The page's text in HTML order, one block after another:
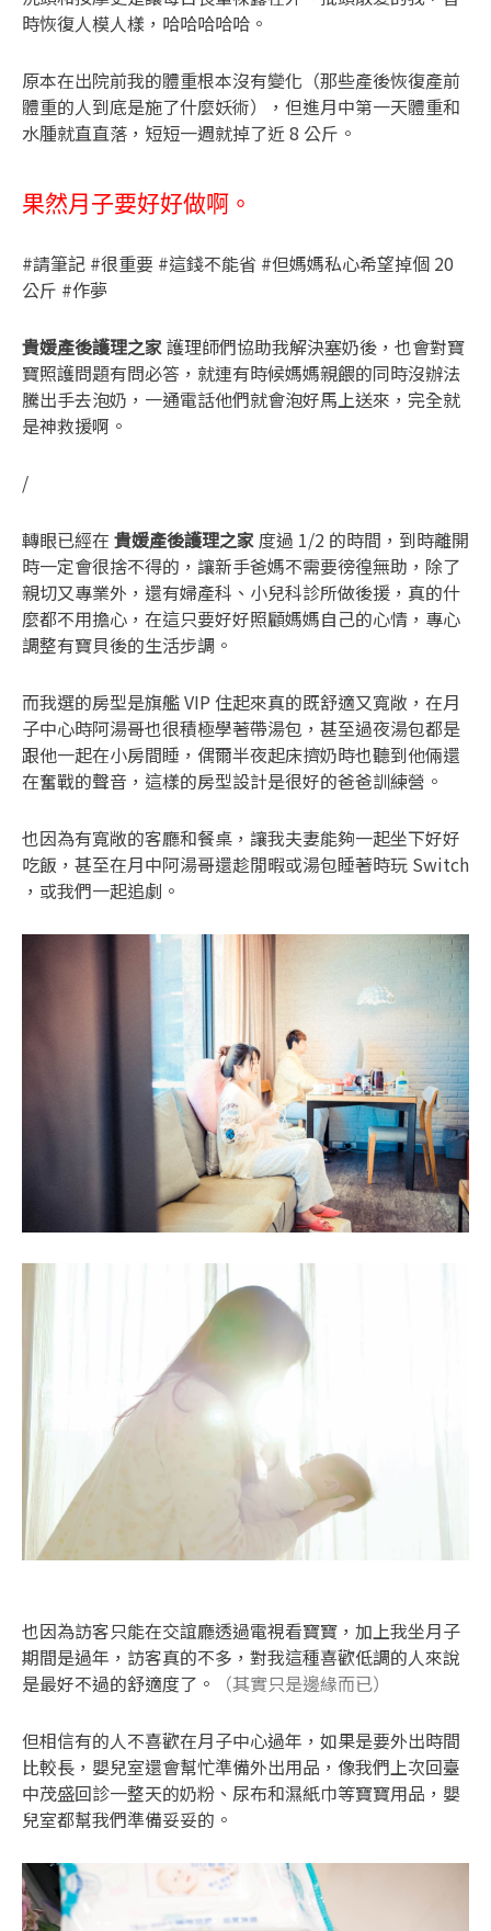
時恢復人模人樣，哈哈哈哈哈。
原本在出院前我的體重根本沒有變化（那些產後恢復產前
體重的人到底是施了什麼妖術），但進月中第一天體重和
水腫就直直落，短短一週就掉了近 8 公斤。
果然月子要好好做啊。
#請筆記 #很重要 #這錢不能省 #但媽媽私心希望掉個 20
公斤 #作夢
貴媛產後護理之家護理師們協助我解決塞奶後，也會對寶
寶照護問題有問必答，就連有時候媽媽親餵的同時沒辦法
騰出手去泡奶，一通電話他們就會泡好馬上送來，完全就
是神救援啊。
/
轉眼已經在 貴媛產後護理之家度過 1/2 的時間，到時離開
時一定會很捨不得的，讓新手爸媽不需要徬徨無助，除了
親切又專業外，還有婦產科、小兒科診所做後援，真的什
麼都不用擔心，在這只要好好照顧媽媽自己的心情，專心
調整有寶貝後的生活步調。
而我選的房型是旗艦 VIP 住起來真的既舒適又寬敞，在月
子中心時阿湯哥也很積極學著帶湯包，甚至過夜湯包都是
跟他一起在小房間睡，偶爾半夜起床擠奶時也聽到他倆還
在奮戰的聲音，這樣的房型設計是很好的爸爸訓練營。
也因為有寬敞的客廳和餐桌，讓我夫妻能夠一起坐下好好
吃飯，甚至在月中阿湯哥還趁閒暇或湯包睡著時玩 Switch
，或我們一起追劇。
也因為訪客只能在交誼廳透過電視看寶寶，加上我坐月子
期間是過年，訪客真的不多，對我這種喜歡低調的人來說
是最好不過的舒適度了。
（其實只是邊緣而已）
但相信有的人不喜歡在月子中心過年，如果是要外出時間
比較長，嬰兒室還會幫忙準備外出用品，像我們上次回臺
中茂盛回診一整天的奶粉、尿布和濕紙巾等寶寶用品，嬰
兒室都幫我們準備妥妥的。